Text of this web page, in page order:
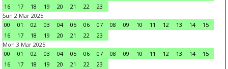
16
17 18 19 20 21 22
23
Sun 2 Mar 2025
00
01 02 03 04 05 06 07 08 09 10 11 12 13 14
15
16
17 18 19 20 21 22
23
Mon 3 Mar 2025
00
01 02 03 04 05 06 07 08 09 10 11 12 13 14
15
16
17 18 19 20 21 22
23